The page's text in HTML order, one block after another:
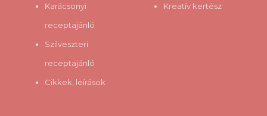
Karácsonyi
receptajánló
Szilveszteri
receptajánló
Cikkek, leírások
Kreatív kertész